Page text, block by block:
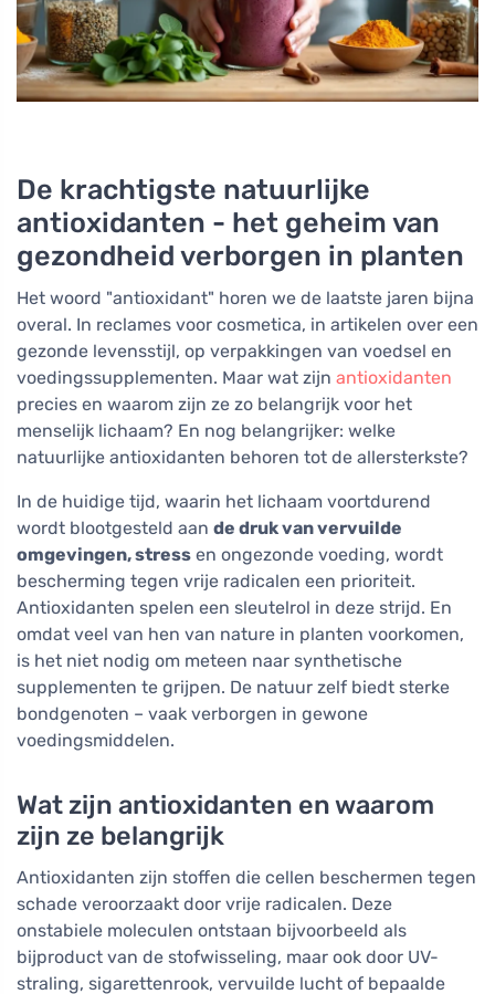
De krachtigste natuurlijke
antioxidanten - het geheim van
gezondheid verborgen in planten
Het woord "antioxidant" horen we de laatste jaren bijna
overal. In reclames voor cosmetica, in artikelen over een
gezonde levensstijl, op verpakkingen van voedsel en
voedingssupplementen. Maar wat zijn antioxidanten
precies en waarom zijn ze zo belangrijk voor het
menselijk lichaam? En nog belangrijker: welke
natuurlijke antioxidanten behoren tot de allersterkste?
In de huidige tijd, waarin het lichaam voortdurend
wordt blootgesteld aan de druk van vervuilde
omgevingen, stress en ongezonde voeding, wordt
bescherming tegen vrije radicalen een prioriteit.
Antioxidanten spelen een sleutelrol in deze strijd. En
omdat veel van hen van nature in planten voorkomen,
is het niet nodig om meteen naar synthetische
supplementen te grijpen. De natuur zelf biedt sterke
bondgenoten – vaak verborgen in gewone
voedingsmiddelen.
Wat zijn antioxidanten en waarom
zijn ze belangrijk
Antioxidanten zijn stoffen die cellen beschermen tegen
schade veroorzaakt door vrije radicalen. Deze
onstabiele moleculen ontstaan bijvoorbeeld als
bijproduct van de stofwisseling, maar ook door UV-
straling, sigarettenrook, vervuilde lucht of bepaalde